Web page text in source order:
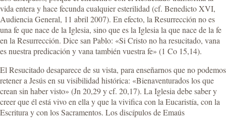
vida entera y hace fecunda cualquier esterilidad (cf. Benedicto XVI,
Audiencia General, 11 abril 2007). En efecto, la Resurrección no es
una fe que nace de la Iglesia, sino que es la Iglesia la que nace de la fe
en la Resurrección. Dice san Pablo: «Si Cristo no ha resucitado, vana
es nuestra predicación y vana también vuestra fe» (1 Co 15,14).
El Resucitado desaparece de su vista, para enseñarnos que no podemos
retener a Jesús en su visibilidad histórica: «Bienaventurados los que
crean sin haber visto» (Jn 20,29 y cf. 20,17). La Iglesia debe saber y
creer que él está vivo en ella y que la vivifica con la Eucaristía, con la
Escritura y con los Sacramentos. Los discípulos de Emaús